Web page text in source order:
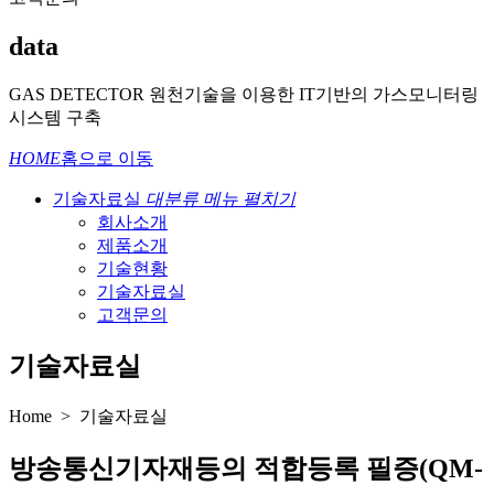
data
GAS DETECTOR 원천기술을 이용한 IT기반의 가스모니터링
시스템 구축
HOME홈으로 이동
기술자료실 대분류 메뉴 펼치기
회사소개
제품소개
기술현황
기술자료실
고객문의
기술자료실
Home > 기술자료실
방송통신기자재등의 적합등록 필증(QM-